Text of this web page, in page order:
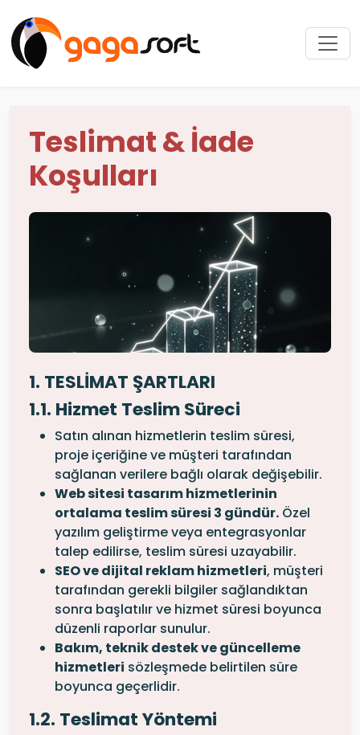
Teslimat & İade
Koşulları
1. TESLİMAT ŞARTLARI
1.1. Hizmet Teslim Süreci
Satın alınan hizmetlerin teslim süresi,
proje içeriğine ve müşteri tarafından
sağlanan verilere bağlı olarak değişebilir.
Web sitesi tasarım hizmetlerinin
ortalama teslim süresi 3 gündür. Özel
yazılım geliştirme veya entegrasyonlar
talep edilirse, teslim süresi uzayabilir.
SEO ve dijital reklam hizmetleri, müşteri
tarafından gerekli bilgiler sağlandıktan
sonra başlatılır ve hizmet süresi boyunca
düzenli raporlar sunulur.
Bakım, teknik destek ve güncelleme
hizmetleri sözleşmede belirtilen süre
boyunca geçerlidir.
1.2. Teslimat Yöntemi